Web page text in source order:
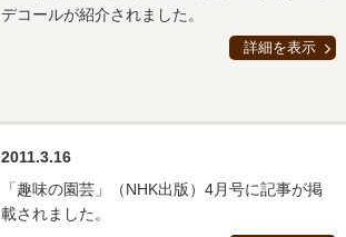
デコールが紹介されました。
詳細を表示
2011.3.16
「趣味の園芸」（NHK出版）4月号に記事が掲
載されました。